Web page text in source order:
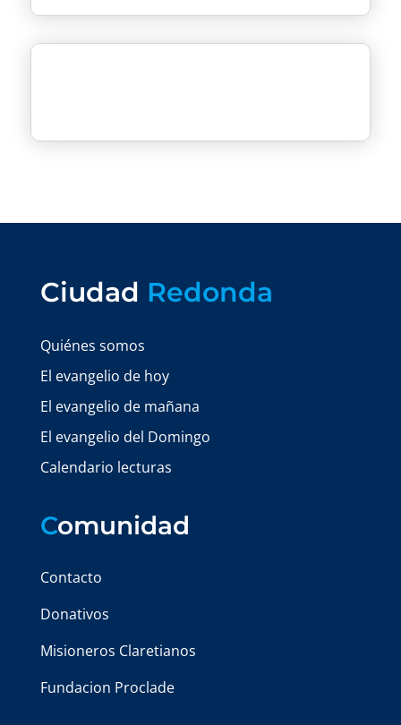
Ciudad Redonda
Quiénes somos
El evangelio de hoy
El evangelio de mañana
El evangelio del Domingo
Calendario lecturas
Comunidad
Contacto
Donativos
Misioneros Claretianos
Fundacion Proclade